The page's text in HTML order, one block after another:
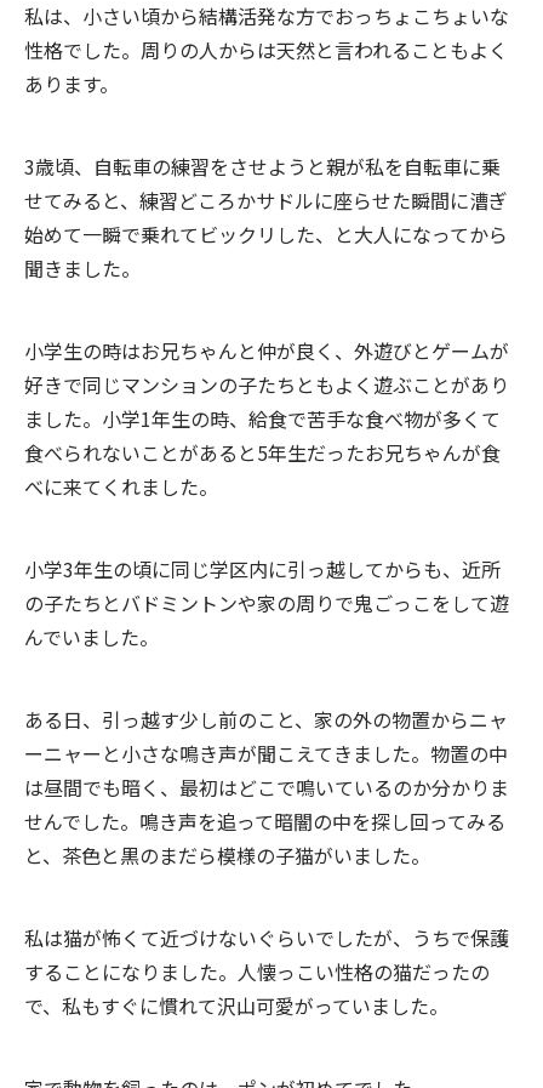
私は、小さい頃から結構活発な方でおっちょこちょいな
性格でした。周りの人からは天然と言われることもよく
あります。
3歳頃、自転車の練習をさせようと親が私を自転車に乗
せてみると、練習どころかサドルに座らせた瞬間に漕ぎ
始めて一瞬で乗れてビックリした、と大人になってから
聞きました。
小学生の時はお兄ちゃんと仲が良く、外遊びとゲームが
好きで同じマンションの子たちともよく遊ぶことがあり
ました。小学1年生の時、給食で苦手な食べ物が多くて
食べられないことがあると5年生だったお兄ちゃんが食
べに来てくれました。
小学3年生の頃に同じ学区内に引っ越してからも、近所
の子たちとバドミントンや家の周りで鬼ごっこをして遊
んでいました。
ある日、引っ越す少し前のこと、家の外の物置からニャ
ーニャーと小さな鳴き声が聞こえてきました。物置の中
は昼間でも暗く、最初はどこで鳴いているのか分かりま
せんでした。鳴き声を追って暗闇の中を探し回ってみる
と、茶色と黒のまだら模様の子猫がいました。
私は猫が怖くて近づけないぐらいでしたが、うちで保護
することになりました。人懐っこい性格の猫だったの
で、私もすぐに慣れて沢山可愛がっていました。